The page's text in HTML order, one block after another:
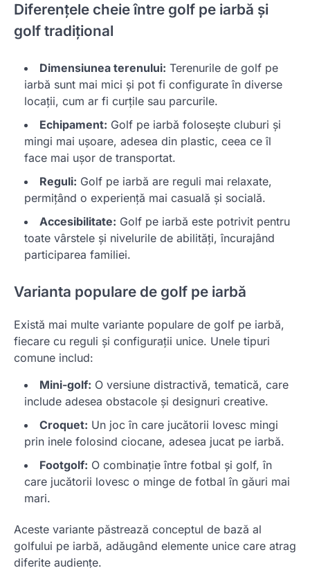
Diferențele cheie între golf pe iarbă și
golf tradițional
Dimensiunea terenului: Terenurile de golf pe
iarbă sunt mai mici și pot fi configurate în diverse
locații, cum ar fi curțile sau parcurile.
Echipament: Golf pe iarbă folosește cluburi și
mingi mai ușoare, adesea din plastic, ceea ce îl
face mai ușor de transportat.
Reguli: Golf pe iarbă are reguli mai relaxate,
permițând o experiență mai casuală și socială.
Accesibilitate: Golf pe iarbă este potrivit pentru
toate vârstele și nivelurile de abilități, încurajând
participarea familiei.
Varianta populare de golf pe iarbă
Există mai multe variante populare de golf pe iarbă,
fiecare cu reguli și configurații unice. Unele tipuri
comune includ:
Mini-golf: O versiune distractivă, tematică, care
include adesea obstacole și designuri creative.
Croquet: Un joc în care jucătorii lovesc mingi
prin inele folosind ciocane, adesea jucat pe iarbă.
Footgolf: O combinație între fotbal și golf, în
care jucătorii lovesc o minge de fotbal în găuri mai
mari.
Aceste variante păstrează conceptul de bază al
golfului pe iarbă, adăugând elemente unice care atrag
diferite audiențe.